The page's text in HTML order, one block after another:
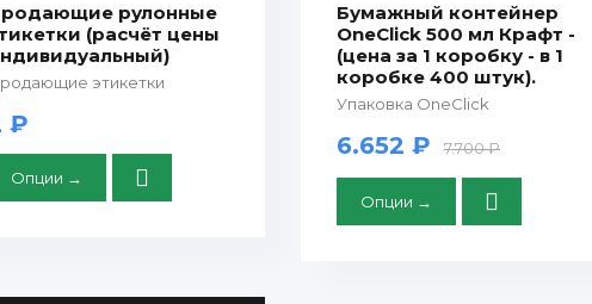
рулонные
(расчёт цены
этикетки
₽
Опции →
Бумажный контейнер
OneClick 500 мл Крафт -
(цена за 1 коробку - в 1
коробке 400 штук).
Упаковка OneClick
6.652 ₽ 7.700 ₽
Опции →